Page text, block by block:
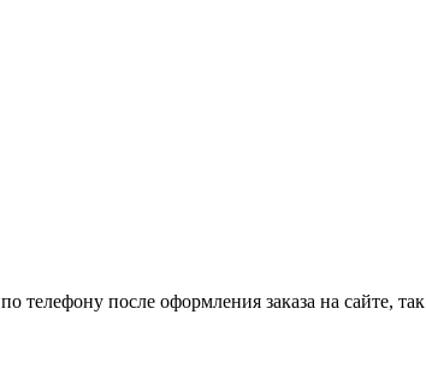
телефону после оформления заказа на сайте, так